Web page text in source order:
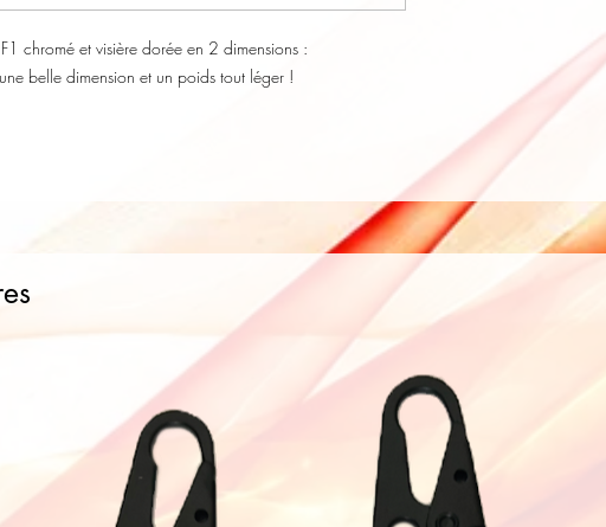
chromé et visière dorée en 2 dimensions :
belle dimension et un poids tout léger !